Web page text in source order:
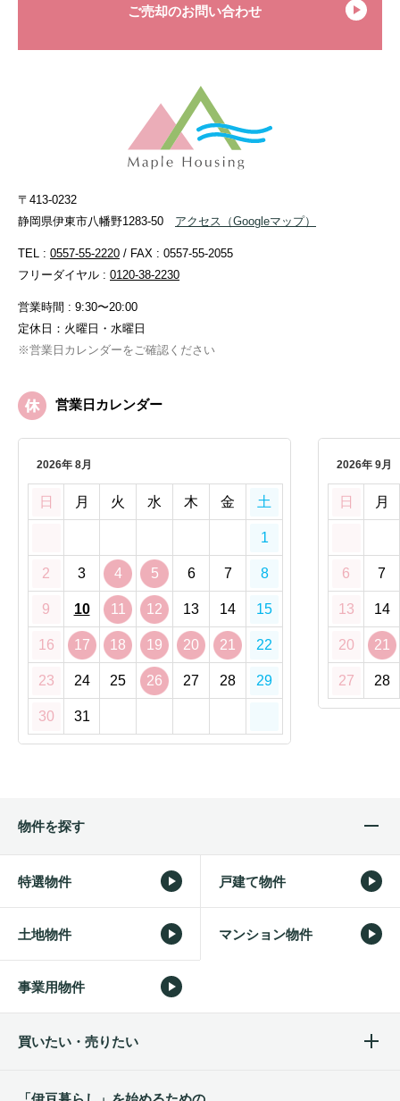
ご売却のお問い合わせ
〒413-0232
静岡県伊東市八幡野1283-50
アクセス （Googleマップ）
TEL : 0557-55-2220 / FAX : 0557-55-2055
フリーダイヤル : 0120-38-2230
営業時間 : 9:30〜20:00
定休日：火曜日・水曜日
※営業日カレンダーをご確認ください
営業日カレンダー
2026年 8月
日 月 火 水 木 金 土
1
2 3 4 5 6 7 8
9 10 11 12 13 14 15
16 17 18 19 20 21 22
23 24 25 26 27 28 29
30 31
2026年 9月
日 月
6 7
13 14
20 21
27 28
物件を探す
特選物件 戸建て物件
土地物件 マンション物件
事業用物件
買いたい・売りたい